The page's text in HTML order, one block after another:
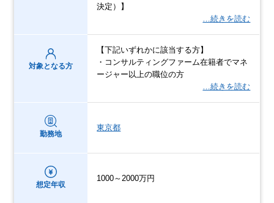
決定）】
…続きを読む
対象となる方
【下記いずれかに該当する方】
・コンサルティングファーム在籍者でマネ
ージャー以上の職位の方
…続きを読む
勤務地
東京都
想定年収
1000～2000万円